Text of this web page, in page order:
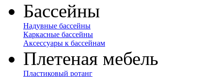
Бассейны
Надувные бассейны
Каркасные бассейны
Аксессуары к бассейнам
Плетеная мебель
Пластиковый ротанг